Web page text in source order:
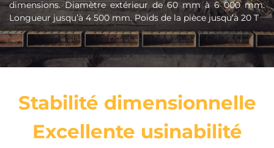
dimensions. Diamètre extérieur de 60 mm à 6 000 mm.
Longueur jusqu’à 4 500 mm. Poids de la pièce jusqu’à 20 T
Stabilité dimensionnelle
Excellente usinabilité